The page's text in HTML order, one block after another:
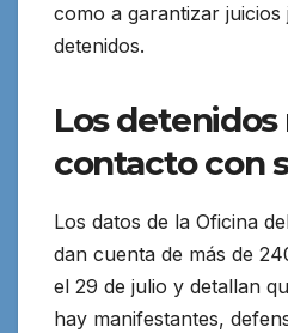
como a garantizar
detenidos.
Los
contacto con
Los datos de la Oficina
dan cuenta de más de
el 29 de julio y detallan
hay manifestantes,